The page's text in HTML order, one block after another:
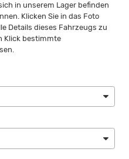
in unserem Lager befinden
Klicken Sie in das Foto
Details dieses Fahrzeugs zu
Klick bestimmte